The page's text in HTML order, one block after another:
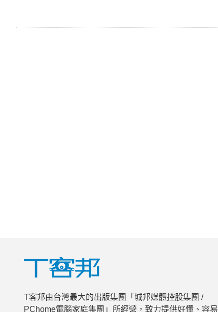
T客邦由台灣最大的出版集團「城邦媒體控股集團 /
PChome電腦家庭集團」所經營，致力提供好懂、容易